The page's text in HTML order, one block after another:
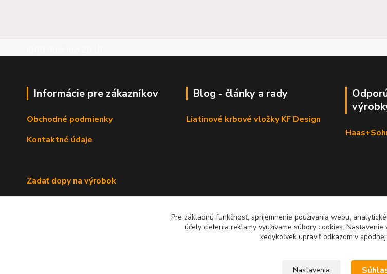
Informácie pre zákazníkov
Obchodné podmienky
Kontaktné údaje
Zadať dopy na výrobok
Blog - články a rady
Liatinové krbové vložky KF Design
Pre základnú funkčnosť, spríjemnenie používania webu,
účely cielenia reklamy využívame súbory cookies.
kedykoľvek upraviť odkazom v
Nastavenia